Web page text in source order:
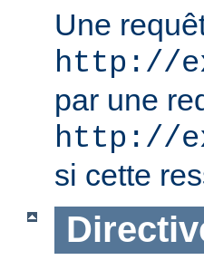
Une
http://
par une
http://
si cette